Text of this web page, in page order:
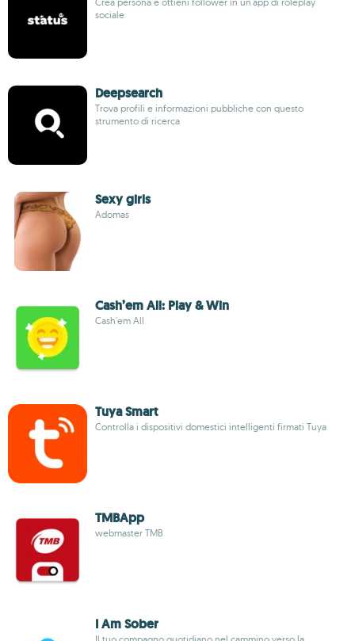
sociale
Deepsearch
Trova profili e informazioni pubbliche con questo
strumento di ricerca
Sexy girls
Adomas
Cash’em All: Play & Win
Cash'em All
Tuya Smart
Controlla i dispositivi domestici intelligenti firmati Tuya
TMBApp
webmaster TMB
I Am Sober